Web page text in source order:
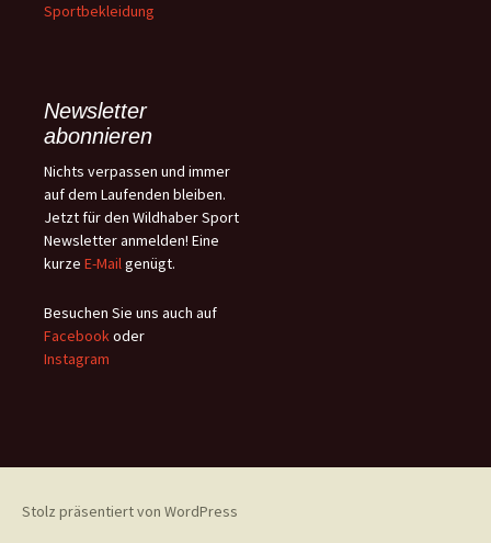
Sportbekleidung
Newsletter
abonnieren
Nichts verpassen und immer
auf dem Laufenden bleiben.
Jetzt für den Wildhaber Sport
Newsletter anmelden! Eine
kurze E-Mailgenügt.
Besuchen Sie uns auch auf
Facebookoder
Instagram
Stolz präsentiert von WordPress